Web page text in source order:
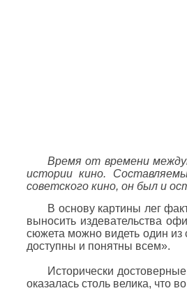
Время от времени
истории кино.
советского кино, он был и
В основу картины лег
выносить издевательства
сюжета можно видеть один из
доступны и понятны всем».
Исторически
оказалась столь велика, что